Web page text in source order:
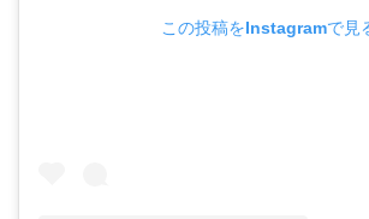
この投稿をInstagramで見